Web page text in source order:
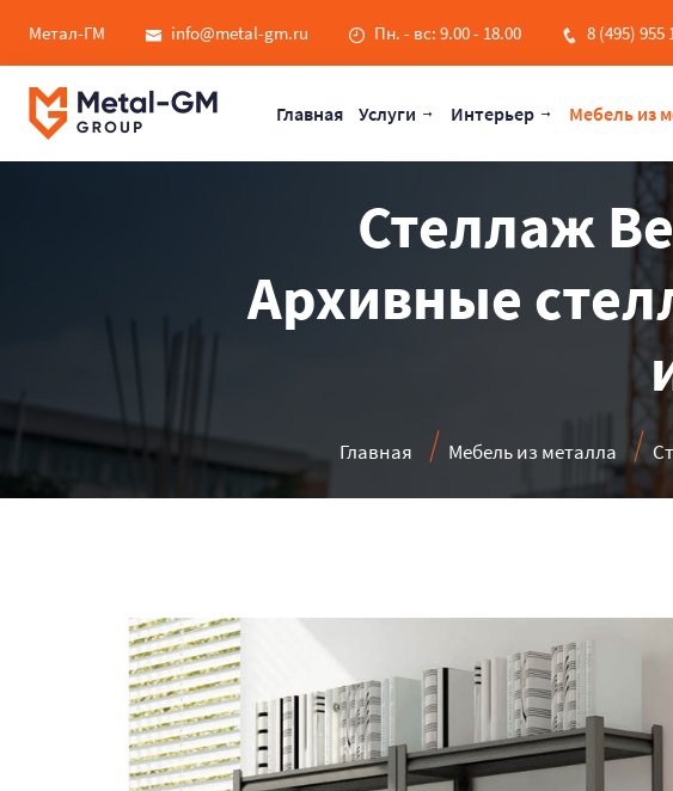
Метал-ГМ info@metal-gm.ru Пн. - вс: 9.00 - 18.00 8 (495) 955
Главная Услуги Интерьер Мебель из
Стеллаж
Архивные
Главная Мебель из металла